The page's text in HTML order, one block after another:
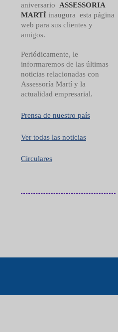
aniversario ASSESSORIA
MARTÍ inaugura esta página
web para sus clientes y
amigos.
Periódicamente, le
informaremos de las últimas
noticias relacionadas con
Assessoría Martí y la
actualidad empresarial.
Prensa de nuestro país
Ver todas las noticias
Circulares